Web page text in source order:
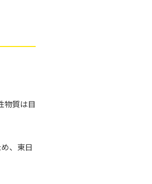
物質は目
、東日